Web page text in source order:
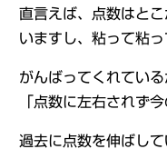
直言えば、点数はと
いますし、粘って粘
がんばってくれてい
「点数に左右されず
過去に点数を伸ばし